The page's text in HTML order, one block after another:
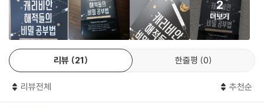
다. 학계의 교수들 중에서는 산업계의 동향에 관심을 기울이는 사람들이
있으며, 내가 한 작업들 중 일부는 MIT나 스탠퍼드대학교 같은 대학교의
교과 과정에서 참고자료로 활용되기도 한다.
내가 컴퓨터 업계에서 폭넓은 명성을 얻기 시작한 것은 나의 일상적인 업
무에서 진짜 중요한 문제들에 기반한 아이디어들을 끌어내고 그것들을 공
개적으로 공유하면서부터였다. 처음에 내가 그렇게 한 이유는 그저 테스트
에 내 나름대로 기여하고 나의 포트폴리오를 더욱 그럴듯하게 만들기 위해
· 교육기관이나 성적 시스템, 그것이 가진 공허한 영예에 복종하지 않는다.
· 지식이 있는 곳이라면, 그곳이 어디든 관계없이 기쁘게 지식을 약탈한다.
· 자신의 사고와 배움을 스스로 책임진다.
· 직접 경험하는 것을 선호하고, 내면이 가리키는 방향(충동, 호기심, 직감
등)을 따른다.
· 호기심, 수수께끼, 풀리지 않는 문제, 미스터리 등이 배움에 대한 동기를
- 김용섭 (트렌드 분석가, 《프로페셔널 스튜던트》 저자) 2
더보기
리뷰 21 한줄평 0
리뷰전체 추천순